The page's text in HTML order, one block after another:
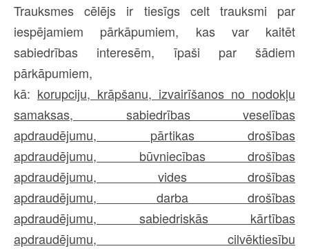
Trauksmes cēlējs ir tiesīgs celt trauksmi par
iespējamiem pārkāpumiem, kas var kaitēt
sabiedrības interesēm, īpaši par šādiem
pārkāpumiem,
kā: korupciju, krāpšanu, izvairīšanos no nodokļu
samaksas, sabiedrības veselības
apdraudējumu, pārtikas drošības
apdraudējumu, būvniecības drošības
apdraudējumu, vides drošības
apdraudējumu, darba drošības
apdraudējumu, sabiedriskās kārtības
apdraudējumu, cilvēktiesību